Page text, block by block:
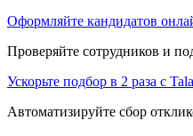
Оформляйте кандидатов
Проверяйте сотрудников и
Ускорьте подбор в 2 раза с
Автоматизируйте сбор